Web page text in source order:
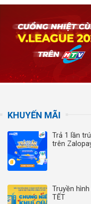
KHUYẾN MÃI
Trả 1 lần
trên
Truyền
TẾT